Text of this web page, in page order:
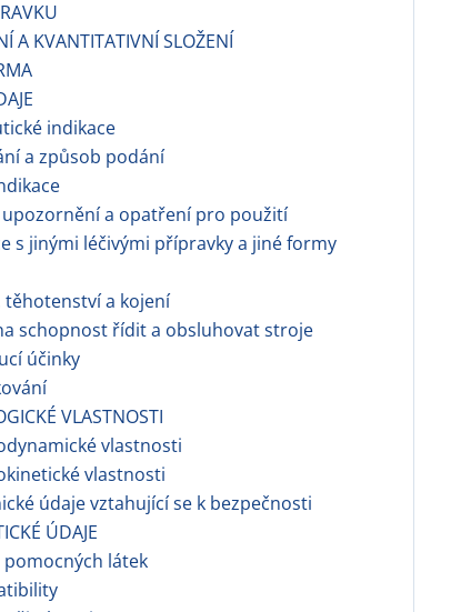
A KVANTITATIVNÍ SLOŽENÍ
indikace
a způsob podání
upozornění a opatření pro použití
s jinými léčivými přípravky a jiné formy
těhotenství a kojení
schopnost řídit a obsluhovat stroje
účinky
VLASTNOSTI
vlastnosti
vlastnosti
údaje vztahující se k bezpečnosti
ÚDAJE
pomocných látek